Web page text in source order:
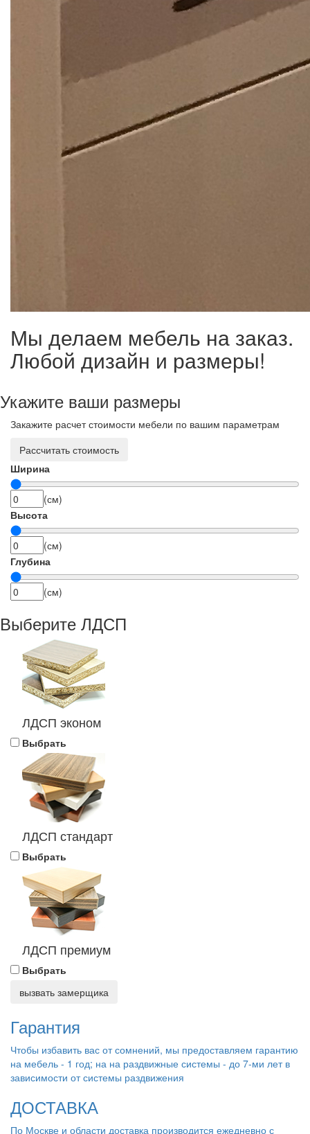
Мы делаем мебель на заказ.
Любой дизайн и размеры!
Укажите ваши размеры
Закажите расчет стоимости мебели по вашим параметрам
Рассчитать стоимость
Ширина
(см)
Высота
(см)
Глубина
(см)
Выберите ЛДСП
ЛДСП эконом
Выбрать
ЛДСП стандарт
Выбрать
ЛДСП премиум
Выбрать
вызвать замерщика
Гарантия
Чтобы избавить вас от сомнений, мы предоставляем гарантию
на мебель - 1 год; на на раздвижные системы - до 7-ми лет в
зависимости от системы раздвижения
ДОСТАВКА
По Москве и области доставка производится ежедневно с